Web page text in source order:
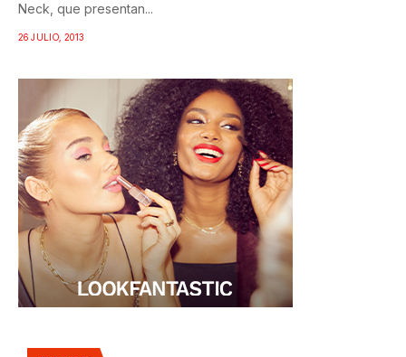
Neck, que presentan...
26 JULIO, 2013